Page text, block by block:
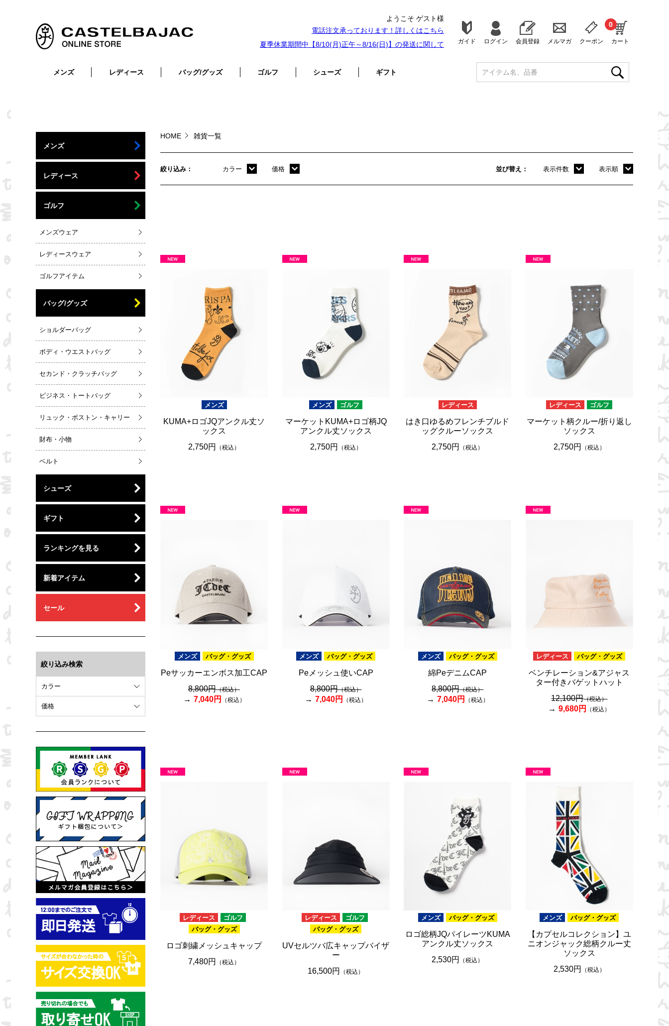
ようこそ ゲスト様
電話注文承っております！詳しくはこちら
夏季休業期間中【8/10(月)正午～8/16(日)】の発送に関して
ガイド ログイン 会員登録 メルマガ クーポン カート
0
メンズ
ボトムス
バッグ
レディース
小物
バッグ
バッグ/グッズ
セカンド・クラッチバッグ
ビジネス・トートバッグ
靴
ゴルフ
ゴルフアイテム
シューズ ギフト
メンズ
レディース
ゴルフ
メンズウェア
レディースウェア
ゴルフアイテム
バッグ/グッズ
ショルダーバッグ
ボディ・ウエストバッグ
セカンド・クラッチバッグ
ビジネス・トートバッグ
リュック・ボストン・キャリー
財布・小物
ベルト
シューズ
ギフト
ランキングを見る
新着アイテム
セール
絞り込み検索
カラー
ピンク
ブラック
ブルー
グリーン
イエロー
グレー
パープル
ベージュ
価格
20,001円 ～
HOME 雑貨一覧
絞り込み カラー
イエロー
価格 並び替え 表示件数 表示順
メンズ
KUMA+ロゴJQアンクル丈ソ
ックス
2,750円
（税込）
メンズ ゴルフ
マーケットKUMA+ロゴ柄JQ
アンクル丈ソックス
2,750円
（税込）
レディース
はき口ゆるめフレンチブルド
ッグクルーソックス
2,750円
（税込）
レディース ゴルフ
マーケット柄クルー/折り返し
ソックス
2,750円
（税込）
メンズ バッグ・グッズ
Peサッカーエンボス加工CAP
8,800円（税込）
7,040円 （税込）
メンズ バッグ・グッズ
Peメッシュ使いCAP
8,800円（税込）
7,040円 （税込）
メンズ バッグ・グッズ
綿PeデニムCAP
8,800円（税込）
7,040円 （税込）
レディース バッグ・グッズ
ベンチレーション&アジャス
ター付きバゲットハット
12,100円（税込）
9,680円 （税込）
レディース
ゴルフ
バッグ・グッズ
ロゴ刺繍メッシュキャップ
7,480円
（税込）
レディース
ゴルフ
バッグ・グッズ
UVセルツバ広キャップバイザ
ー
16,500円
（税込）
メンズ バッグ・グッズ
ロゴ総柄JQパイレーツKUMA
アンクル丈ソックス
2,530円
（税込）
メンズ バッグ・グッズ
【カプセルコレクション】ユ
ニオンジャック総柄クルー丈
ソックス
2,530円
（税込）